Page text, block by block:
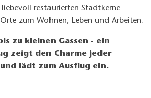
restaurierten Stadtkerne
zum Wohnen, Leben und Arbeiten.
zu kleinen Gassen - ein
zeigt den Charme jeder
lädt zum Ausflug ein.